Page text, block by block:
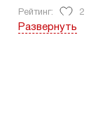
Рейтинг: 2
Развернуть